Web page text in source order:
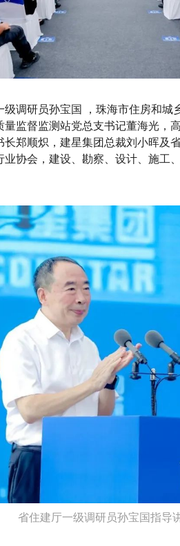
调研员孙宝国 ，珠海市住房和城
量监督监测站党总支书记董海光，
郑顺炽，建星集团总裁刘小晖及
协会，建设、勘察、设计、施工
省住建厅一级调研员孙宝国指导